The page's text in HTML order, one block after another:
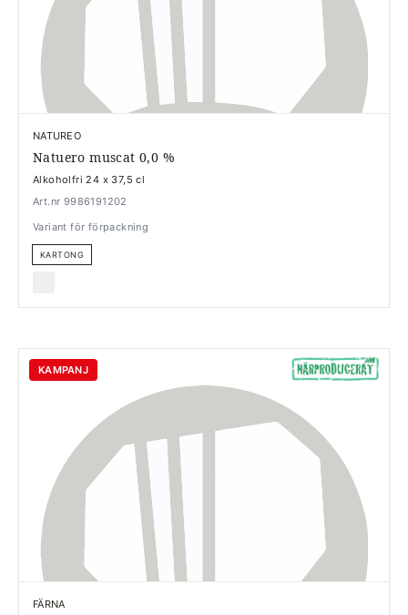
NATUREO
Natuero muscat 0,0 %
Alkoholfri 24 x 37,5 cl
Art.nr 9986191202
Variant för förpackning
KARTONG
KAMPANJ
FÄRNA